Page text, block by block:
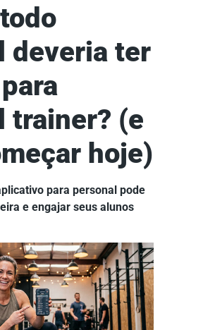
deveria ter
trainer? (e
hoje)
para personal pode
e engajar seus alunos